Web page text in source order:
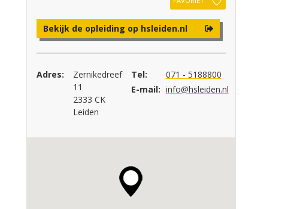
Bekijk de opleiding op hsleiden.nl
Adres:
Zernikedreef
11
2333 CK
Leiden
Tel:
071 - 5188800
E-mail: info@hsleiden.nl